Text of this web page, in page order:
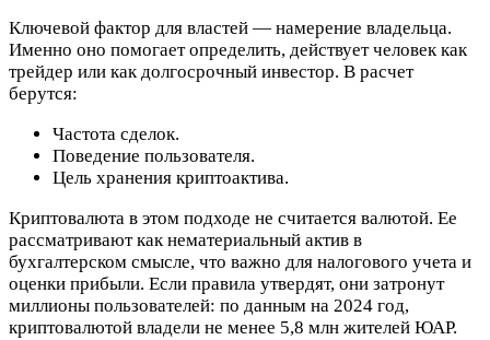
Ключевой фактор для властей — намерение владельца.
Именно оно помогает определить, действует человек как
трейдер или как долгосрочный инвестор. В расчет
берутся:
Частота сделок.
Поведение пользователя.
Цель хранения криптоактива.
Криптовалюта в этом подходе не считается валютой. Ее
рассматривают как нематериальный актив в
бухгалтерском смысле, что важно для налогового учета и
оценки прибыли. Если правила утвердят, они затронут
миллионы пользователей: по данным на 2024 год,
криптовалютой владели не менее 5,8 млн жителей ЮАР.